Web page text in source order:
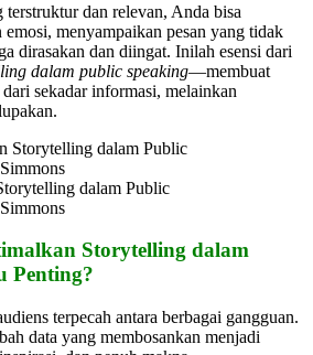
dan relevan, Anda bisa
menyampaikan pesan yang tidak
dirasakan dan diingat. Inilah esensi dari
dalam public speaking—membuat
sekadar informasi, melainkan
dalam Public
Storytelling dalam
Penting?
terpecah antara berbagai gangguan.
data yang membosankan menjadi